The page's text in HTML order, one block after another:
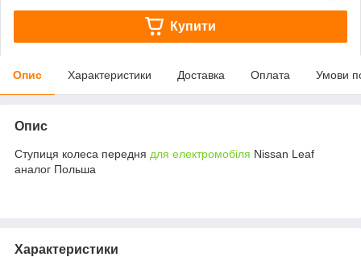
Купити
Опис Характеристики Доставка Оплата Умови
Опис
Ступиця колеса передня для електромобіля Nissan Leaf
аналог Польша
Характеристики